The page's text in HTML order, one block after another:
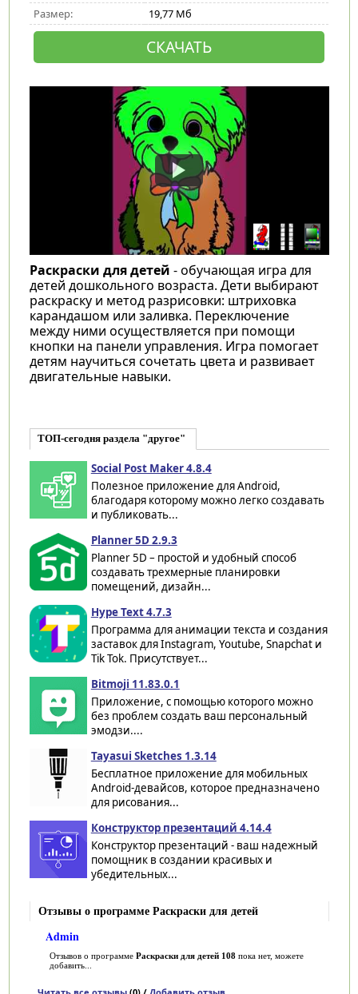
Размер: 19,77 Мб
СКАЧАТЬ
Раскраски для детей - обучающая игра для
детей дошкольного возраста. Дети выбирают
раскраску и метод разрисовки: штриховка
карандашом или заливка. Переключение
между ними осуществляется при помощи
кнопки на панели управления. Игра помогает
детям научиться сочетать цвета и развивает
двигательные навыки.
ТОП-сегодня раздела "другое"
Social Post Maker 4.8.4
Полезное приложение для Android,
благодаря которому можно легко создавать
и публиковать...
Planner 5D 2.9.3
Planner 5D – простой и удобный способ
создавать трехмерные планировки
помещений, дизайн...
Hype Text 4.7.3
Программа для анимации текста и создания
заставок для Instagram, Youtube, Snapchat и
Tik Tok. Присутствует...
Bitmoji 11.83.0.1
Приложение, с помощью которого можно
без проблем создать ваш персональный
эмодзи....
Tayasui Sketches 1.3.14
Бесплатное приложение для мобильных
Android-девайсов, которое предназначено
для рисования...
Конструктор презентаций 4.14.4
Конструктор презентаций - ваш надежный
помощник в создании красивых и
убедительных...
Отзывы о программе Раскраски для детей
Admin
Отзывов о программе Раскраски для детей 108пока нет, можете
добавить...